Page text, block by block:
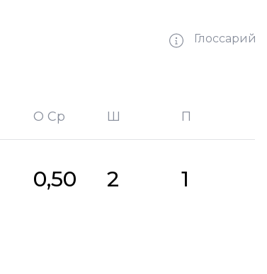
Глоссарий
О Ср Ш П
0,50 2 1